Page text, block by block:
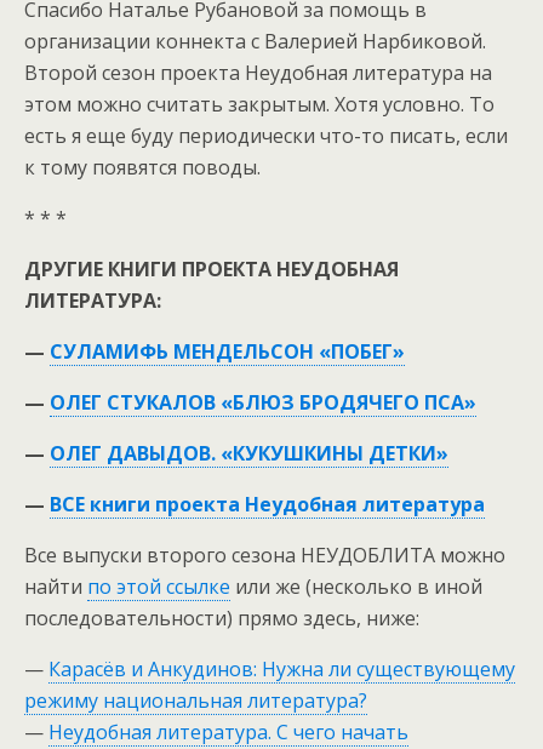
Спасибо Наталье Рубановой за помощь в
организации коннекта с Валерией Нарбиковой.
Второй сезон проекта Неудобная литература на
этом можно считать закрытым. Хотя условно. То
есть я еще буду периодически что-то писать, если
к тому появятся поводы.
* * *
ДРУГИЕ КНИГИ ПРОЕКТА НЕУДОБНАЯ
ЛИТЕРАТУРА:
— СУЛАМИФЬ МЕНДЕЛЬСОН «ПОБЕГ»
— ОЛЕГ СТУКАЛОВ «БЛЮЗ БРОДЯЧЕГО ПСА»
— ОЛЕГ ДАВЫДОВ. «КУКУШКИНЫ ДЕТКИ»
— ВСЕ книги проекта Неудобная литература
Все выпуски второго сезона НЕУДОБЛИТА можно
найти по этой ссылке или же (несколько в иной
последовательности) прямо здесь, ниже:
— Карасёв и Анкудинов: Нужна ли существующему
режиму национальная литература?
— Неудобная литература. С чего начать